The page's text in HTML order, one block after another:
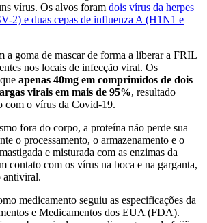
vírus. Os alvos foram dois vírus da herpes
2) e duas cepas de influenza A (H1N1 e
a goma de mascar de forma a liberar a FRIL
nos locais de infecção viral. Os
apenas 40mg em comprimidos de dois
virais em mais de 95%, resultado
com o vírus da Covid-19.
fora do corpo, a proteína não perde sua
o processamento, o armazenamento e o
e misturada com as enzimas da
contato com os vírus na boca e na garganta,
antiviral.
medicamento seguiu as especificações da
e Medicamentos dos EUA (FDA).